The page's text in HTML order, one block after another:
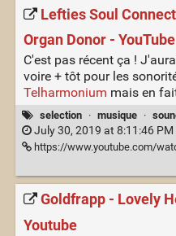
Lefties Soul
Organ Donor - YouTube
C'est pas récent ça !
voire + tôt pour les
Telharmonium mais en
selection · musique ·
July 30, 2019 at 8:11:46 PM
https://www.youtube.com/
Goldfrapp - Lovely
Youtube